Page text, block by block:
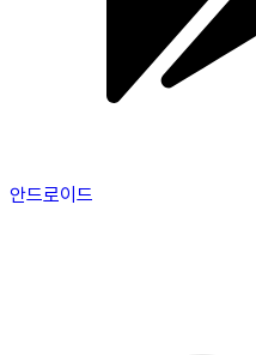
안드로이드